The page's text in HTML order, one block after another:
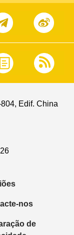
Edif. China
nos
de